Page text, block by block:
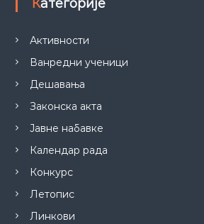
Категорије
Активности
Ванредни ученици
Дешавања
Законска акта
Јавне набавке
Календар рада
Конкурс
Летопис
Линкови